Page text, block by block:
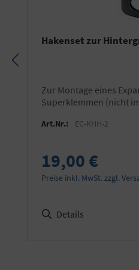
Hakenset zur
zur Montage eines Expan-Sets an zwei
Superklemmen (nicht
Art.Nr.: EC-KHH-2
19,00 €
Preise inkl. MwSt. zzgl.
Details